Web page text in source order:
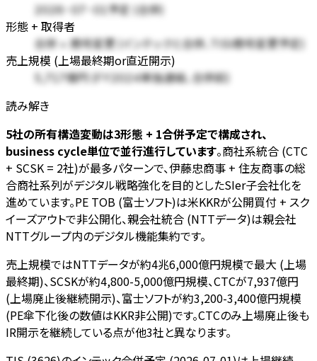
2026-07-01予定 (合併)
形態 + 取得者
合併 + 商号変更 (インテックと合併、TISI商号変更予定)
売上規模 (上場最終期or直近開示)
5,717億円 (FY2024単独連結、合併前)
読み解き
5社の所有構造変動は3形態 + 1合併予定で構成され、
business cycle単位で並行進行しています。商社系統合 (CTC
+ SCSK = 2社)が最多パターンで、伊藤忠商事 + 住友商事の総
合商社系列がデジタル戦略強化を目的としたSIer子会社化を
進めています。PE TOB (富士ソフト)は米KKRが公開買付 + スク
イーズアウトで非公開化、親会社統合 (NTTデータ)は親会社
NTTグループ内のデジタル機能集約です。
売上規模ではNTTデータが約4兆6,000億円規模で最大 (上場
最終期)、SCSKが約4,800-5,000億円規模、CTCが7,937億円
(上場廃止後継続開示)、富士ソフトが約3,200-3,400億円規模
(PE傘下化後の数値はKKR非公開)です。CTCのみ上場廃止後も
IR開示を継続している点が他3社と異なります。